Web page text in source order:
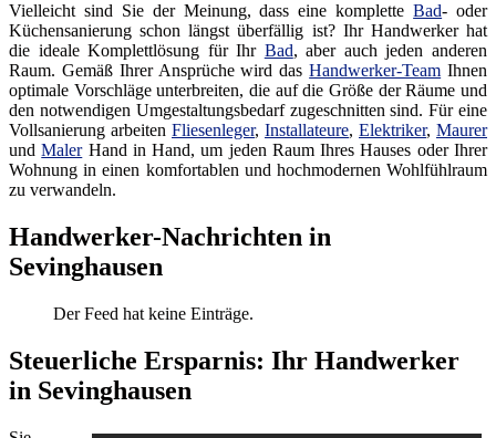
Vielleicht sind Sie der Meinung, dass eine kompletteBad- oder
Küchensanierung schon längst überfällig ist? Ihr Handwerker hat
die ideale Komplettlösung für Ihr Bad, aber auch jeden anderen
Raum. Gemäß Ihrer Ansprüche wird dasHandwerker-Team Ihnen
optimale Vorschläge unterbreiten, die auf die Größe der Räume und
den notwendigen Umgestaltungsbedarf zugeschnitten sind. Für eine
Vollsanierung arbeiten Fliesenleger, Installateure, Elektriker, Maurer
undMalerHand in Hand, um jeden Raum Ihres Hauses oder Ihrer
Wohnung in einen komfortablen und hochmodernen Wohlfühlraum
zu verwandeln.
Handwerker-Nachrichten in
Sevinghausen
Der Feed hat keine Einträge.
Steuerliche Ersparnis: Ihr Handwerker
in Sevinghausen